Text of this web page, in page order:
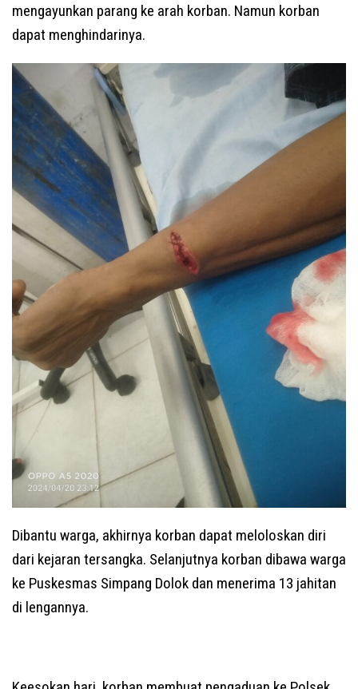
mengayunkan parang ke arah korban. Namun korban
dapat menghindarinya.
Dibantu warga, akhirnya korban dapat meloloskan diri
dari kejaran tersangka. Selanjutnya korban dibawa warga
ke Puskesmas Simpang Dolok dan menerima 13 jahitan
di lengannya.